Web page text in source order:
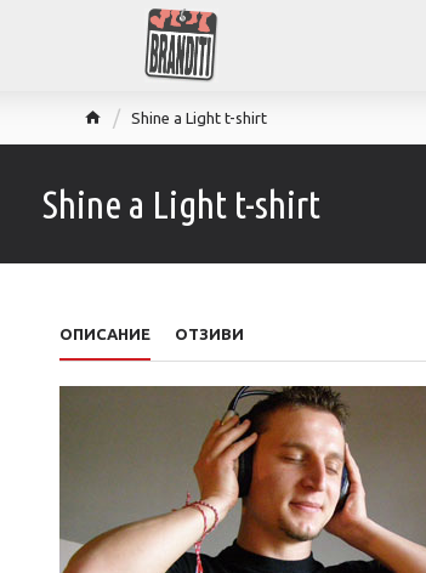
Shine a Light t-shirt
Shine a Light t-shirt
ОПИСАНИЕ ОТЗИВИ